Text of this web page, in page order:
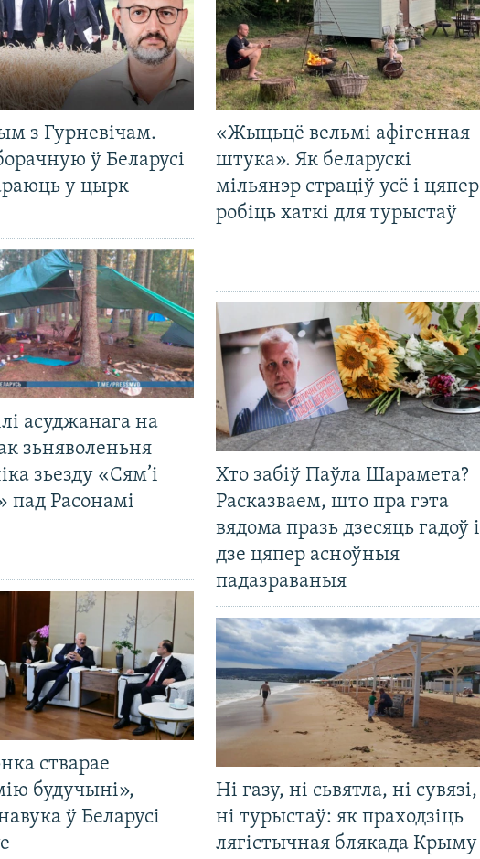
з Гурневічам.
ў Беларусі
у цырк
асуджанага на
зьняволеньня
зьезду «Сям’і
пад Расонамі
стварае
будучыні»,
ў Беларусі
«Жыцьцё вельмі афігенная
штука». Як беларускі
мільянэр страціў усё і цяпер
робіць хаткі для турыстаў
Хто забіў Паўла Шарамета?
Расказваем, што пра гэта
вядома празь дзесяць гадоў і
дзе цяпер асноўныя
падазраваныя
Ні газу, ні сьвятла, ні сувязі,
ні турыстаў: як праходзіць
лягістычная блякада Крыму